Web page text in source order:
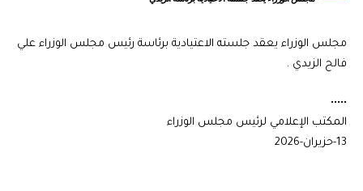
مجلس الوزراء يعقد جلسته الاعتيادية برئاسة رئيس مجلس الوزراء علي
فالح الزيدي .
•••••
المكتب الإعلامي لرئيس مجلس الوزراء
13-حزيران-2026